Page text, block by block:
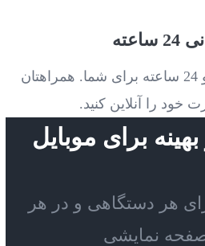
ساعته
6 ماه پشتیبانی رایگان و 24 ساعته برای شما. همراهتان
خود را آنلاین کنید.
برای موبایل
هر دستگاهی و در هر
صفحه نمایشی